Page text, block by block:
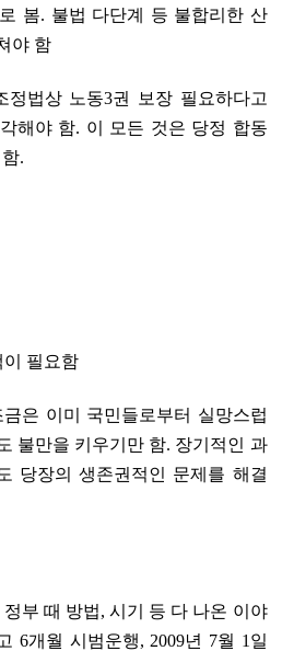
봄. 불법 다단계 등 불합리한 산
야 함
법상 노동3권 보장 필요하다고
해야 함. 이 모든 것은 당정 합동
.
이 필요함
은 이미 국민들로부터 실망스럽
불만을 키우기만 함. 장기적인 과
당장의 생존권적인 문제를 해결
부 때 방법, 시기 등 다 나온 이야
6개월 시범운행, 2009년 7월 1일